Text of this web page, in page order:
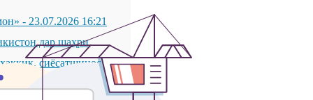
- 23.07.2026 16:21
дар шаҳри
сиёсатшинос ва
сиёсатшинос ва